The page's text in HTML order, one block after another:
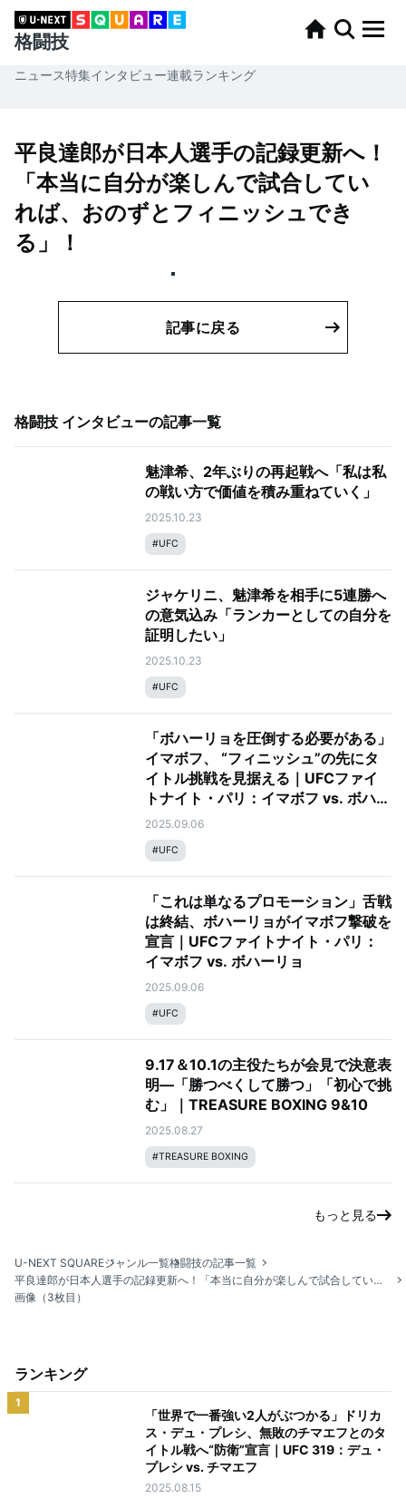
格闘技
ニュース特集インタビュー連載ランキング
平良達郎が日本人選手の記録更新へ！
「本当に自分が楽しんで試合してい
れば、おのずとフィニッシュでき
る」！
記事に戻る
格闘技 インタビューの記事一覧
魅津希、2年ぶりの再起戦へ「私は私
の戦い方で価値を積み重ねていく」
2025.10.23
#UFC
ジャケリニ、魅津希を相手に5連勝へ
の意気込み「ランカーとしての自分を
証明したい」
2025.10.23
#UFC
「ボハーリョを圧倒する必要がある」
イマボフ、 “フィニッシュ”の先にタ
イトル挑戦を見据える｜UFCファイ
トナイト・パリ：イマボフ vs. ボハー
リョ
2025.09.06
#UFC
「これは単なるプロモーション」舌戦
は終結、ボハーリョがイマボフ撃破を
宣言｜UFCファイトナイト・パリ：
イマボフ vs. ボハーリョ
2025.09.06
#UFC
9.17＆10.1の主役たちが会見で決意表
明—「勝つべくして勝つ」「初心で挑
む」｜TREASURE BOXING 9&10
2025.08.27
#TREASURE BOXING
もっと見る
U-NEXT SQUAREジャンル一覧格闘技の記事一覧
平良達郎が日本人選手の記録更新へ！「本当に自分が楽しんで試合していれば、おのずとフィニッシュできる」！
画像（3枚目）
ランキング
1
「世界で一番強い2人がぶつかる」ドリカ
ス・デュ・プレシ、無敗のチマエフとのタ
イトル戦へ“防衛”宣言｜UFC 319：デュ・
プレシ vs. チマエフ
2025.08.15